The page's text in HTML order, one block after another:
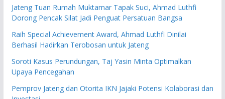
Jateng Tuan Rumah Muktamar Tapak Suci, Ahmad Luthfi
Dorong Pencak Silat Jadi Penguat Persatuan Bangsa
Raih Special Achievement Award, Ahmad Luthfi Dinilai
Berhasil Hadirkan Terobosan untuk Jateng
Soroti Kasus Perundungan, Taj Yasin Minta Optimalkan
Upaya Pencegahan
Pemprov Jateng dan Otorita IKN Jajaki Potensi Kolaborasi dan